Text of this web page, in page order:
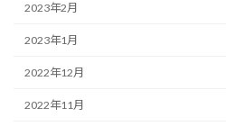
2023年2月
2023年1月
2022年12月
2022年11月